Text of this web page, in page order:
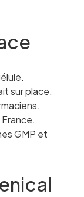
sur place.
GMP et